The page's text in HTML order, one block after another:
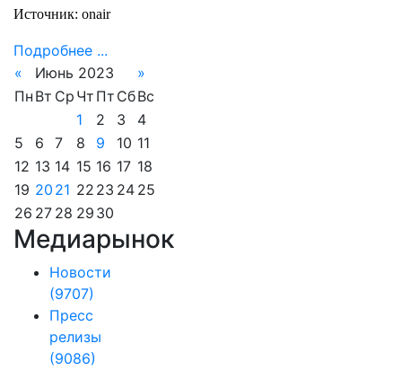
Источник: onair
Подробнее ...
«
Июнь 2023
»
Пн Вт Ср Чт Пт СбВс
1
2 3
4
5
6 7 8 9 10 11
12 13 14 15 16 17 18
19 20 21 22 23 24 25
26 27 28 29 30
Медиарынок
Новости
(9707)
Пресс
релизы
(9086)